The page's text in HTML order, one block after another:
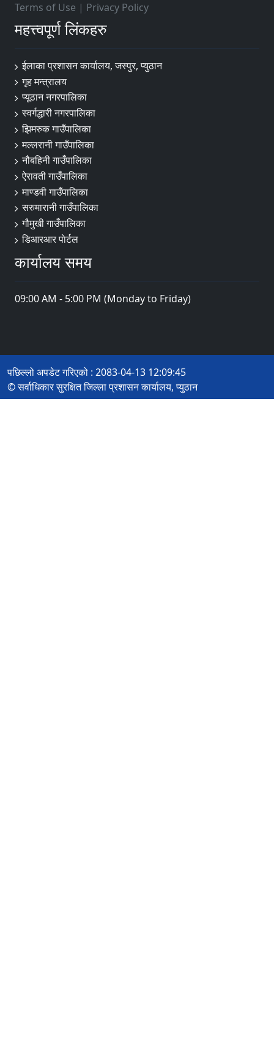
Terms of Use | Privacy Policy
महत्त्वपूर्ण लिंकहरु
ईलाका प्रशासन कार्यालय, जस्पुर, प्युठान
गृह मन्त्रालय
प्यूठान नगरपालिका
स्वर्गद्धारी नगरपालिका
झिमरुक गाउँपालिका
मल्लरानी गाउँपालिका
नौबहिनी गाउँपालिका
ऐरावती गाउँपालिका
माण्डवी गाउँपालिका
सरुमारानी गाउँपालिका
गौमुखी गाउँपालिका
डिआरआर पाेर्टल
कार्यालय समय
09:00 AM - 5:00 PM (Monday to Friday)
पछिल्लो अपडेट गरिएको : 2083-04-13 12:09:45
© सर्वाधिकार सुरक्षित जिल्ला प्रशासन कार्यालय, प्युठान